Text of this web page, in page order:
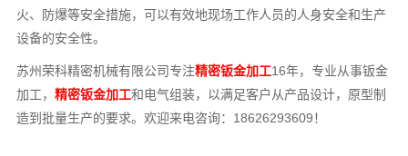
火、防爆等安全措施，可以有效地现场工作人员的人身安全和生产
设备的安全性。
苏州荣科精密机械有限公司专注精密钣金加工16年，专业从事钣金
加工，精密钣金加工和电气组装，以满足客户从产品设计，原型制
造到批量生产的要求。欢迎来电咨询：18626293609！